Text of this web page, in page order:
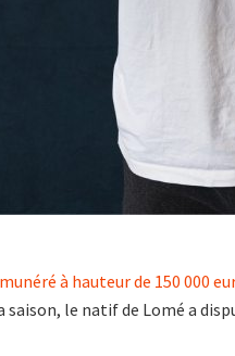
à hauteur de 150 000
saison, le natif de Lomé a